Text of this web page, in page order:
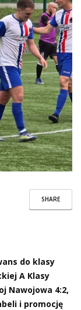
SHARE
do klasy
A Klasy
Nawojowa 4:2,
i promocję